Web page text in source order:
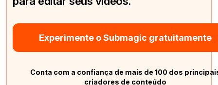
Experimente o Submagic gratuitamente
Conta com a confiança de mais de 100 dos
criadores de conteúdo